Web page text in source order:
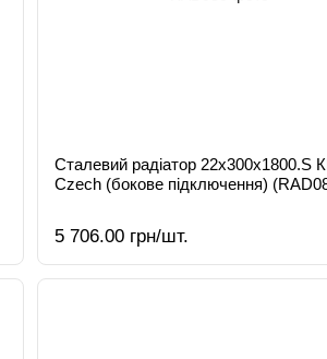
Сталевий радіатор 22х300х1800.S
Czech (бокове підключення)
5 706.00 грн/шт.